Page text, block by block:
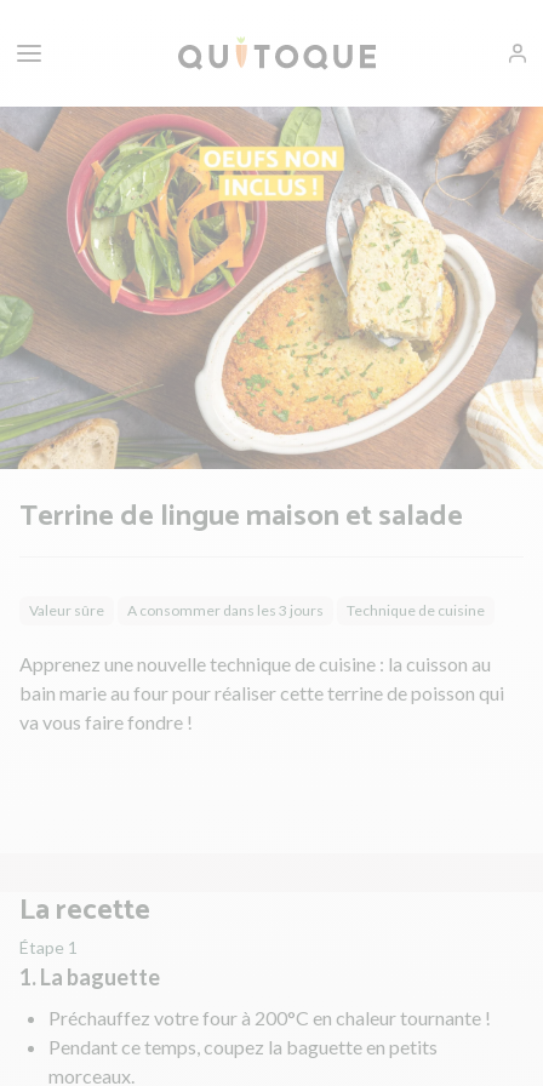
Terrine de lingue maison et salade
Valeur sûre A consommer dans les 3 jours Technique de cuisine
Apprenez une nouvelle technique de cuisine : la cuisson au
bain marie au four pour réaliser cette terrine de poisson qui
va vous faire fondre !
La recette
Étape 1
1. La baguette
Préchauffez votre four à 200°C en chaleur tournante !
Pendant ce temps, coupez la baguette en petits
morceaux.